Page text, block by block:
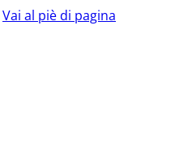
Vai al piè di pagina